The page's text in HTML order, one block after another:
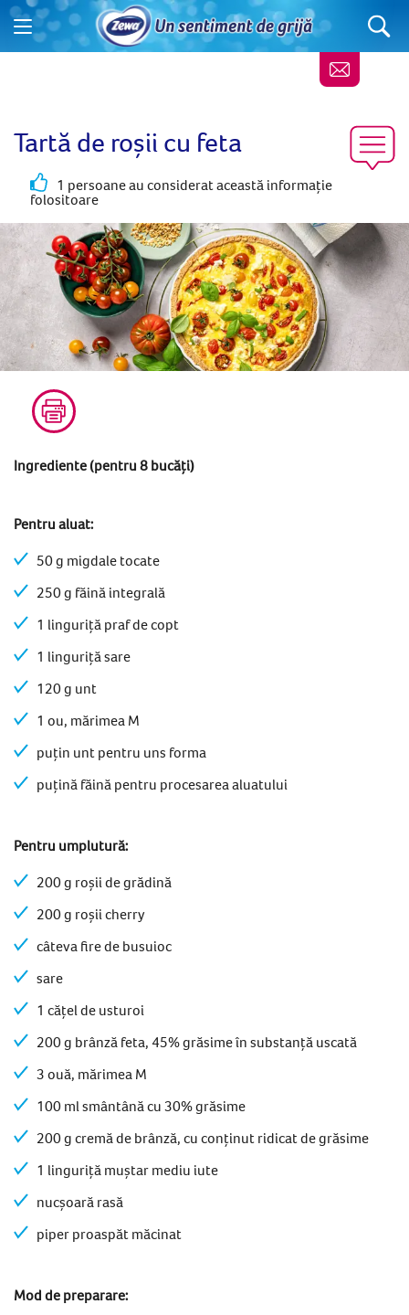
Tartă de roșii cu feta
1 persoane au considerat această informație
folositoare
Ingrediente (pentru 8 bucăți)
Pentru aluat:
50 g migdale tocate
250 g făină integrală
1 linguriță praf de copt
1 linguriță sare
120 g unt
1 ou, mărimea M
puțin unt pentru uns forma
puțină făină pentru procesarea aluatului
Pentru umplutură:
200 g roșii de grădină
200 g roșii cherry
câteva fire de busuioc
sare
1 cățel de usturoi
200 g brânză feta, 45% grăsime în substanță uscată
3 ouă, mărimea M
100 ml smântână cu 30% grăsime
200 g cremă de brânză, cu conținut ridicat de grăsime
1 linguriță muștar mediu iute
nucșoară rasă
piper proaspăt măcinat
Mod de preparare: